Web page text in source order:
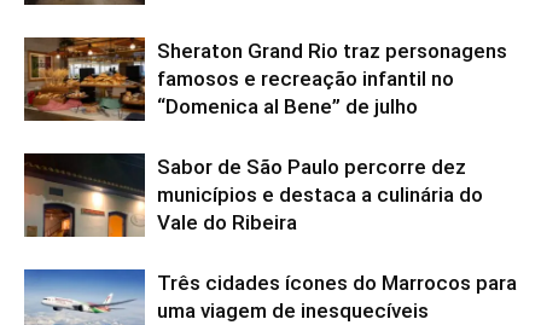
Sheraton Grand Rio traz personagens
famosos e recreação infantil no
“Domenica al Bene” de julho
Sabor de São Paulo percorre dez
municípios e destaca a culinária do
Vale do Ribeira
Três cidades ícones do Marrocos para
uma viagem de inesquecíveis